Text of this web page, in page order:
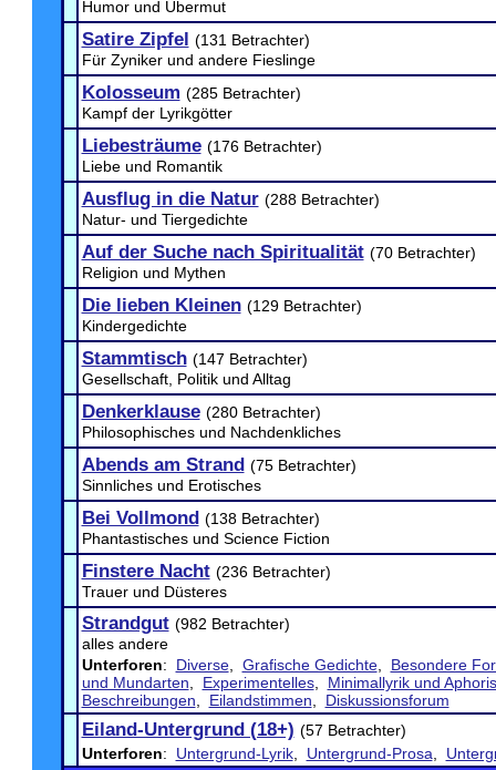
Humor und Übermut
Satire Zipfel (131 Betrachter)
Für Zyniker und andere Fieslinge
Kolosseum (285 Betrachter)
Kampf der Lyrikgötter
Liebesträume (176 Betrachter)
Liebe und Romantik
Ausflug in die Natur (288 Betrachter)
Natur- und Tiergedichte
Auf der Suche nach Spiritualität (70 Betrachter)
Religion und Mythen
Die lieben Kleinen (129 Betrachter)
Kindergedichte
Stammtisch (147 Betrachter)
Gesellschaft, Politik und Alltag
Denkerklause (280 Betrachter)
Philosophisches und Nachdenkliches
Abends am Strand (75 Betrachter)
Sinnliches und Erotisches
Bei Vollmond (138 Betrachter)
Phantastisches und Science Fiction
Finstere Nacht (236 Betrachter)
Trauer und Düsteres
Strandgut (982 Betrachter)
alles andere
Unterforen: Diverse, Grafische Gedichte,
Besondere
und Mundarten
Experimentelles,
Minimallyrik und
Beschreibungen
Eilandstimmen Diskussionsforum
Eiland-Untergrund (18+) (57 Betrachter)
Unterforen: Untergrund-Lyrik, Untergrund-Prosa